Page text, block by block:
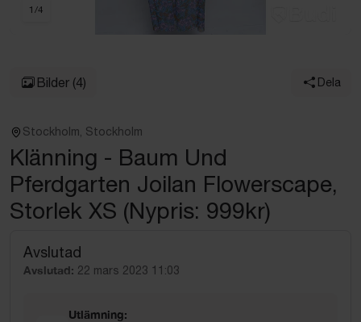
1 /4
Bilder (4) Dela
Stockholm, Stockholm
Klänning - Baum Und
Pferdgarten Joilan Flowerscape,
Storlek XS (Nypris: 999kr)
Avslutad
Avslutad: 22 mars 2023 11:03
Utlämning: